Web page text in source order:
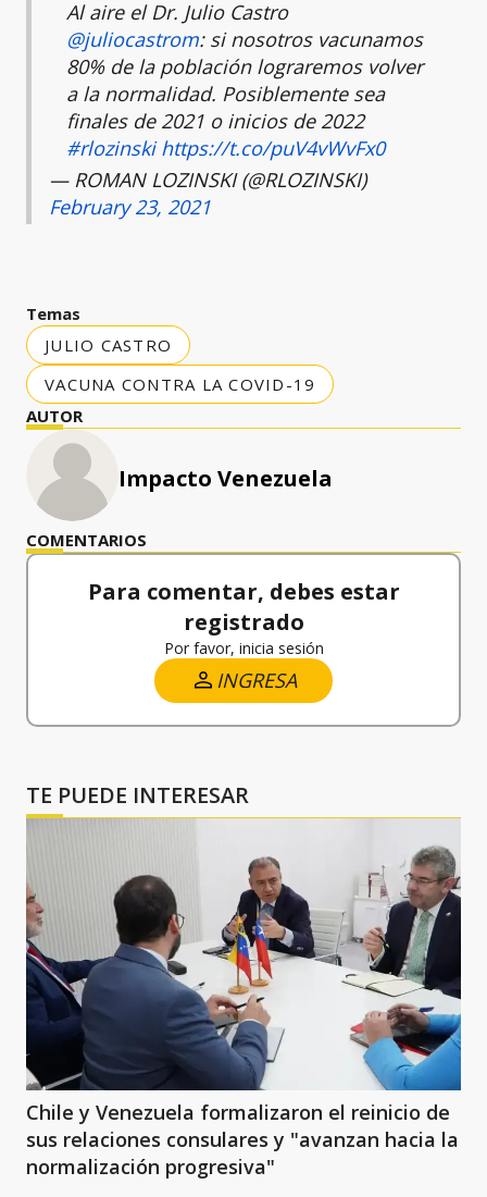
Al aire el Dr. Julio Castro
@juliocastrom: si nosotros vacunamos
80% de la población lograremos volver
a la normalidad. Posiblemente sea
finales de 2021 o inicios de 2022
#rlozinski https://t.co/puV4vWvFx0
— ROMAN LOZINSKI (@RLOZINSKI)
February 23, 2021
Temas
JULIO CASTRO
VACUNA CONTRA LA COVID-19
AUTOR
Impacto Venezuela
COMENTARIOS
Para comentar, debes estar
registrado
Por favor, inicia sesión
INGRESA
TE PUEDE INTERESAR
Chile y Venezuela formalizaron el reinicio de
sus relaciones consulares y "avanzan hacia la
normalización progresiva"